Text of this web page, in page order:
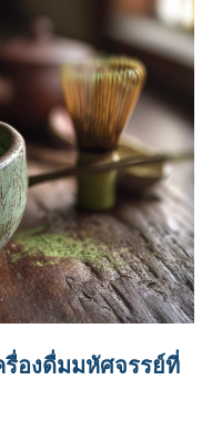
รื่องดื่มมหัศจรรย์ที่